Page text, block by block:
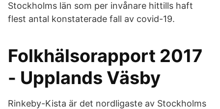
Stockholms län som per invånare hittills haft
flest antal konstaterade fall av covid-19.
Folkhälsorapport 2017
- Upplands Väsby
Rinkeby-Kista är det nordligaste av Stockholms